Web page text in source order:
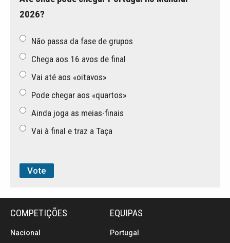
2026?
Não passa da fase de grupos
Chega aos 16 avos de final
Vai até aos «oitavos»
Pode chegar aos «quartos»
Ainda joga as meias-finais
Vai à final e traz a Taça
COMPETIÇÕES
Nacional
EQUIPAS
Portugal